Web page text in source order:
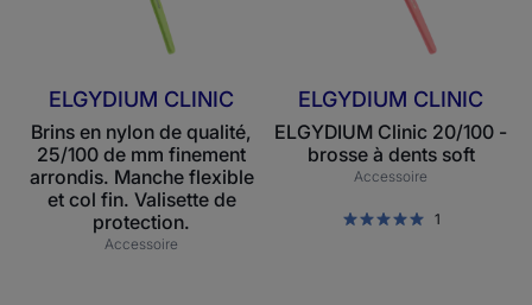
de
mm
arrondis.
Manche
flexible
et
col
fin.
ELGYDIUM CLINIC
Brins en nylon de qualité,
25/100 de mm finement
arrondis. Manche flexible
et col fin. Valisette de
protection.
Accessoire
dents
ELGYDIUM CLINIC
ELGYDIUM Clinic 20/100 -
brosse à dents soft
Accessoire
1